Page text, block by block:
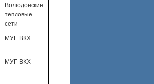
Волгодонские
тепловые
сети
МУП ВКХ
МУП ВКХ